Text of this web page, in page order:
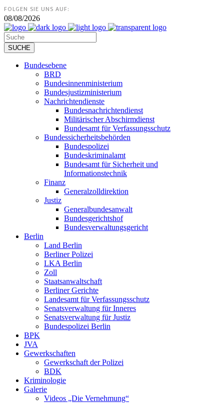
FOLGEN SIE UNS AUF:
08/08/2026
Bundesebene
BRD
Bundesinnenministerium
Bundesjustizministerium
Nachrichtendienste
Bundesnachrichtendienst
Militärischer Abschirmdienst
Bundesamt für Verfassungsschutz
Bundessicherheitsbehörden
Bundespolizei
Bundeskriminalamt
Bundesamt für Sicherheit und
Informationstechnik
Finanz
Generalzolldirektion
Justiz
Generalbundesanwalt
Bundesgerichtshof
Bundesverwaltungsgericht
Berlin
Land Berlin
Berliner Polizei
LKA Berlin
Zoll
Staatsanwaltschaft
Berliner Gerichte
Landesamt für Verfassungsschutz
Senatsverwaltung für Inneres
Senatsverwaltung für Justiz
Bundespolizei Berlin
BPK
JVA
Gewerkschaften
Gewerkschaft der Polizei
BDK
Kriminologie
Galerie
Videos „Die Vernehmung“